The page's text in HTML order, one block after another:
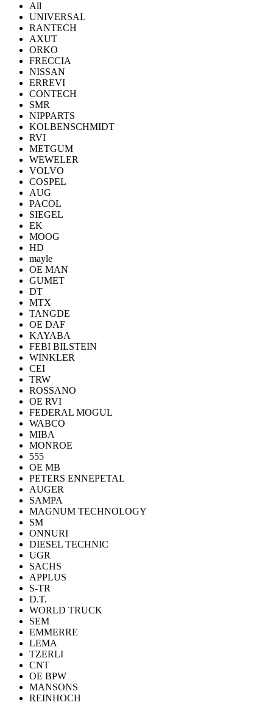
All
UNIVERSAL
RANTECH
AXUT
ORKO
FRECCIA
NISSAN
ERREVI
CONTECH
SMR
NIPPARTS
KOLBENSCHMIDT
RVI
METGUM
WEWELER
VOLVO
COSPEL
AUG
PACOL
SIEGEL
EK
MOOG
HD
mayle
OE MAN
GUMET
DT
MTX
TANGDE
OE DAF
KAYABA
FEBI BILSTEIN
WINKLER
CEI
TRW
ROSSANO
OE RVI
FEDERAL MOGUL
WABCO
MIBA
MONROE
555
OE MB
PETERS ENNEPETAL
AUGER
SAMPA
MAGNUM TECHNOLOGY
SM
ONNURI
DIESEL TECHNIC
UGR
SACHS
APPLUS
S-TR
D.T.
WORLD TRUCK
SEM
EMMERRE
LEMA
TZERLI
CNT
OE BPW
MANSONS
REINHOCH